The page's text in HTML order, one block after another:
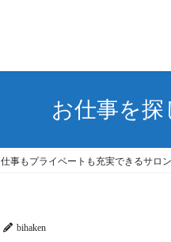
お仕事を
仕事もプライベートも充実できるサロ
bihaken